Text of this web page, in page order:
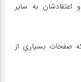
اعتقادشان به سایر
صفحات بسیاری از